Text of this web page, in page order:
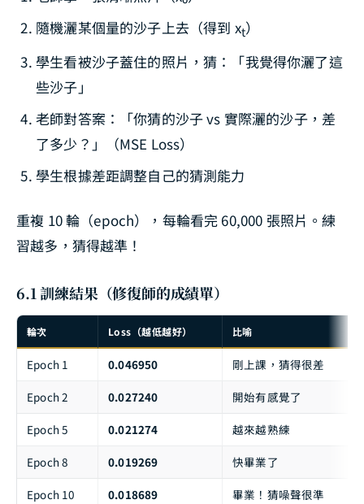
隨機灑某個量的沙子上去（得到 xt）
學生看被沙子蓋住的照片，猜：「我覺得你灑了這
些沙子」
老師對答案：「你猜的沙子 vs 實際灑的沙子，差
了多少？」（MSE Loss）
學生根據差距調整自己的猜測能力
重複 10 輪（epoch），每輪看完 60,000 張照片。練
習越多，猜得越準！
6.1 訓練結果（修復師的成績單）
輪次 Loss（越低越好） 比喻
Epoch 1 0.046950
剛上課，猜得很差
Epoch 2
0.027240
開始有感覺了
Epoch 5
0.021274
越來越熟練
Epoch 8
0.019269
快畢業了
Epoch 10
0.018689 畢業！猜噪聲很準